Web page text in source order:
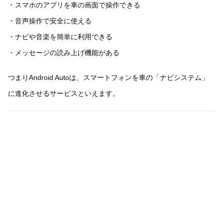
・スマホのアプリを車の画面で操作できる
・音声操作で安全に使える
・ナビや音楽を簡単に利用できる
・メッセージの読み上げ機能がある
つまりAndroid Autoは、スマートフォンを車の「ナビシステム」
に進化させるサービスといえます。